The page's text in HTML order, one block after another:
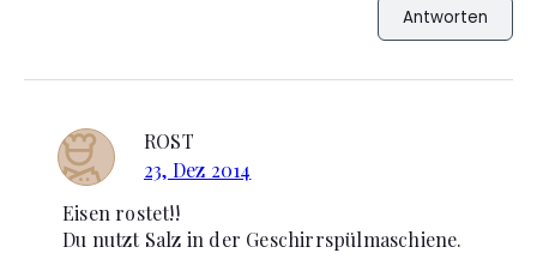
Antworten
ROST
23, Dez 2014
Eisen rostet!!
Du nutzt Salz in der Geschirrspülmaschiene.